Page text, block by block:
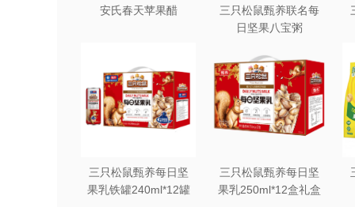
安氏春天苹果醋
三只松鼠甄养联名每
日坚果八宝粥
三只松鼠甄养每日坚
果乳铁罐240ml*12罐
三只松鼠甄养每日坚
果乳250ml*12盒礼盒